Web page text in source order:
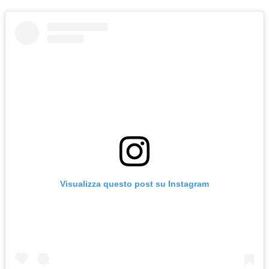
Visualizza questo post su Instagram